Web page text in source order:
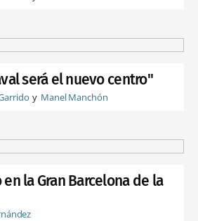
será el nuevo centro"
Manel Manchón
en la Gran Barcelona de la